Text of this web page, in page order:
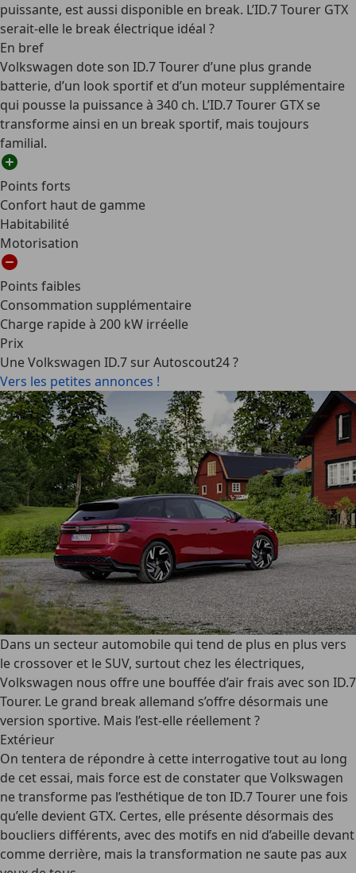
puissante, est aussi disponible en break. L’ID.7 Tourer GTX
serait-elle le break électrique idéal ?
En bref
Volkswagen dote son ID.7 Tourer d’une plus grande
batterie, d’un look sportif et d’un moteur supplémentaire
qui pousse la puissance à 340 ch. L’ID.7 Tourer GTX se
transforme ainsi en un break sportif, mais toujours
familial.
Points forts
Confort haut de gamme
Habitabilité
Motorisation
Points faibles
Consommation supplémentaire
Charge rapide à 200 kW irréelle
Prix
Une Volkswagen ID.7 sur Autoscout24 ?
Vers les petites annonces !
Dans un secteur automobile qui tend de plus en plus vers
le crossover et le SUV, surtout chez les électriques,
Volkswagen nous offre une bouffée d’air frais avec son ID.7
Tourer. Le grand break allemand s’offre désormais une
version sportive. Mais l’est-elle réellement ?
Extérieur
On tentera de répondre à cette interrogative tout au long
de cet essai, mais force est de constater que Volkswagen
ne transforme pas l’esthétique de ton ID.7 Tourer une fois
qu’elle devient GTX. Certes, elle présente désormais des
boucliers différents, avec des motifs en nid d’abeille devant
comme derrière, mais la transformation ne saute pas aux